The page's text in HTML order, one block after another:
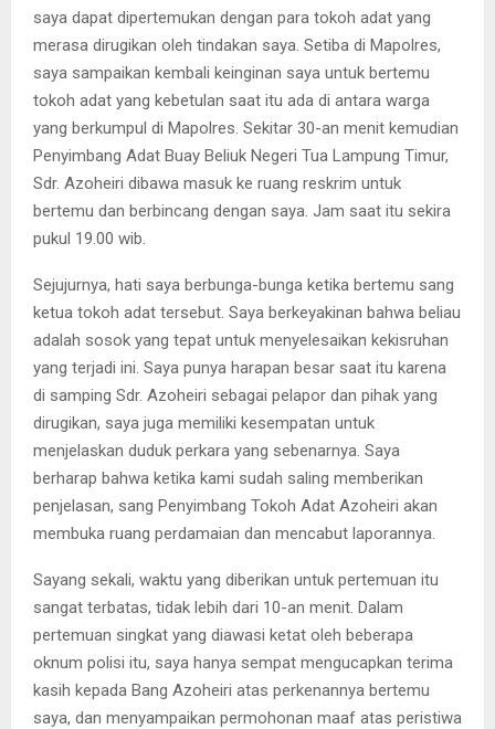
saya dapat dipertemukan dengan para tokoh adat yang
merasa dirugikan oleh tindakan saya. Setiba di Mapolres,
saya sampaikan kembali keinginan saya untuk bertemu
tokoh adat yang kebetulan saat itu ada di antara warga
yang berkumpul di Mapolres. Sekitar 30-an menit kemudian
Penyimbang Adat Buay Beliuk Negeri Tua Lampung Timur,
Sdr. Azoheiri dibawa masuk ke ruang reskrim untuk
bertemu dan berbincang dengan saya. Jam saat itu sekira
pukul 19.00 wib.
Sejujurnya, hati saya berbunga-bunga ketika bertemu sang
ketua tokoh adat tersebut. Saya berkeyakinan bahwa beliau
adalah sosok yang tepat untuk menyelesaikan kekisruhan
yang terjadi ini. Saya punya harapan besar saat itu karena
di samping Sdr. Azoheiri sebagai pelapor dan pihak yang
dirugikan, saya juga memiliki kesempatan untuk
menjelaskan duduk perkara yang sebenarnya. Saya
berharap bahwa ketika kami sudah saling memberikan
penjelasan, sang Penyimbang Tokoh Adat Azoheiri akan
membuka ruang perdamaian dan mencabut laporannya.
Sayang sekali, waktu yang diberikan untuk pertemuan itu
sangat terbatas, tidak lebih dari 10-an menit. Dalam
pertemuan singkat yang diawasi ketat oleh beberapa
oknum polisi itu, saya hanya sempat mengucapkan terima
kasih kepada Bang Azoheiri atas perkenannya bertemu
saya, dan menyampaikan permohonan maaf atas peristiwa